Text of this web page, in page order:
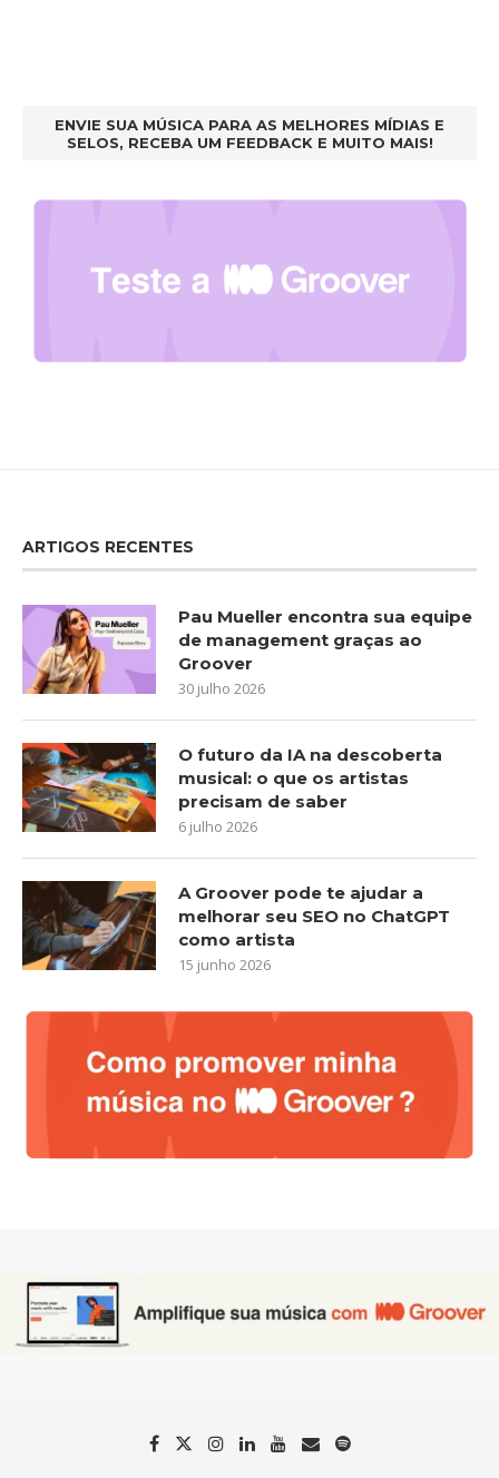
ENVIE SUA MÚSICA PARA AS MELHORES MÍDIAS E
SELOS, RECEBA UM FEEDBACK E MUITO MAIS!
ARTIGOS RECENTES
Pau Mueller encontra sua equipe
de management graças ao
Groover
30 julho 2026
O futuro da IA na descoberta
musical: o que os artistas
precisam de saber
6 julho 2026
A Groover pode te ajudar a
melhorar seu SEO no ChatGPT
como artista
15 junho 2026